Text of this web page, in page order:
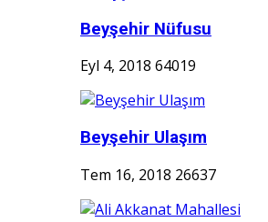
Beyşehir Nüfusu
Eyl 4, 2018 64019
Beyşehir Ulaşım
Tem 16, 2018 26637